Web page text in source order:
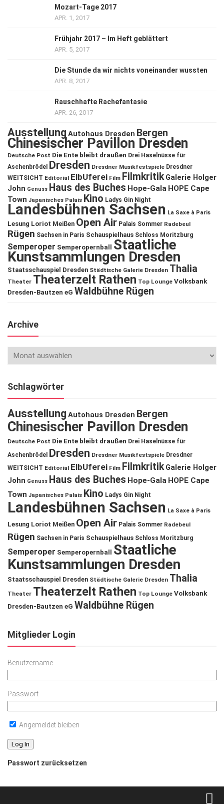
Mozart-Tage 2017
APR. 1, 2017
Frühjahr 2017 – Im Heft geblättert
APR. 5, 2017
Die Stunde da wir nichts voneinander wussten
APR. 8, 2017
Rauschhafte Rachefantasie
APR. 26, 2017
Ausstellung Autohaus Dresden Bergen
Chinesischer Pavillon Dresden
Deutsche Post Die Ente bleibt draußen Drei Haselnüsse für
Aschenbrödel
Dresden Dresdner Musikfestspiele Dresdner
WEITSICHT Editorial ElbUferei Film Filmkritik Galerie Holger
John Genuss Haus des Buches Hope-Gala HOPE Cape
Town Japanisches Palais Kino Ladys Gin Night
Landesbühnen Sachsen La Saxe à Paris
Lesung Loriot Meißen Open Air Palais Sommer Radebeul
Rügen Sachsen in Paris Schauspielhaus Schloss Moritzburg
Semperoper Semperopernball Staatliche
Kunstsammlungen Dresden
Staatsschauspiel Dresden Städtische Galerie Dresden Thalia
Theater Theaterzelt Rathen Top Lounge Volksbank
Dresden-Bautzen eG Waldbühne Rügen
Archive
Schlagwörter
Ausstellung Autohaus Dresden Bergen
Chinesischer Pavillon Dresden
Deutsche Post Die Ente bleibt draußen Drei Haselnüsse für
Aschenbrödel
Dresden Dresdner Musikfestspiele Dresdner
WEITSICHT Editorial ElbUferei Film Filmkritik Galerie Holger
John Genuss Haus des Buches Hope-Gala HOPE Cape
Town Japanisches Palais Kino Ladys Gin Night
Landesbühnen Sachsen La Saxe à Paris
Lesung Loriot Meißen Open Air Palais Sommer Radebeul
Rügen Sachsen in Paris Schauspielhaus Schloss Moritzburg
Semperoper Semperopernball
Staatliche
Kunstsammlungen Dresden
Staatsschauspiel Dresden Städtische Galerie Dresden Thalia
Theater Theaterzelt Rathen Top Lounge Volksbank
Dresden-Bautzen eG Waldbühne Rügen
Mitglieder Login
Benutzername
Passwort
Angemeldet bleiben
Passwort zurücksetzen